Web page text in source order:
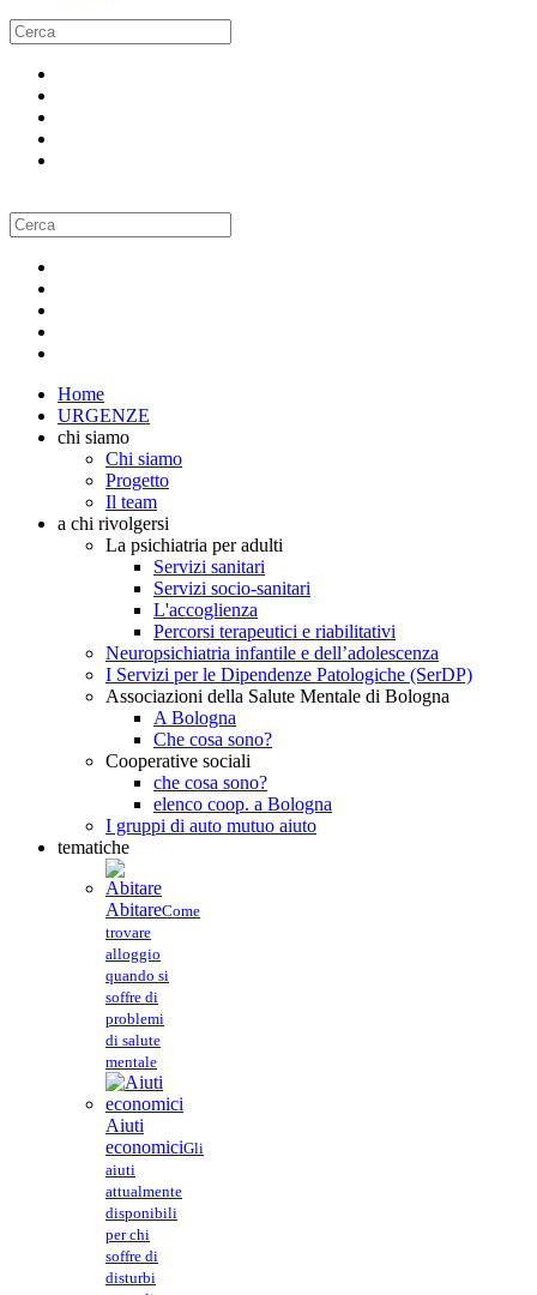
Home
URGENZE
chi siamo
Chi siamo
Progetto
Il team
a chi rivolgersi
La psichiatria per adulti
Servizi sanitari
Servizi socio-sanitari
L'accoglienza
Percorsi terapeutici e riabilitativi
Neuropsichiatria infantile e dell’adolescenza
I Servizi per le Dipendenze Patologiche (SerDP)
Associazioni della Salute Mentale di Bologna
A Bologna
Che cosa sono?
Cooperative sociali
che cosa sono?
elenco coop. a Bologna
I gruppi di auto mutuo aiuto
tematiche
AbitareCome
trovare
alloggio
quando si
soffre di
problemi
di salute
mentale
Aiuti
economiciGli
aiuti
attualmente
disponibili
per chi
soffre di
disturbi